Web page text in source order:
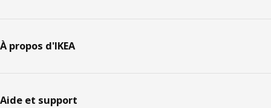
À propos d'IKEA
Aide et support